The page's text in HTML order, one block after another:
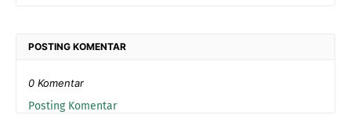
POSTING KOMENTAR
0 Komentar
Posting Komentar